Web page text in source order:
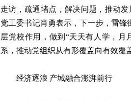
走访，疏通堵点，解决问题，推动
党工委书记肖勇表示，下一步，雷
层党校作用，做到“天天有人学，
系，推动党组织从有形覆盖向有效覆
经济逐浪 产城融合澎湃前行